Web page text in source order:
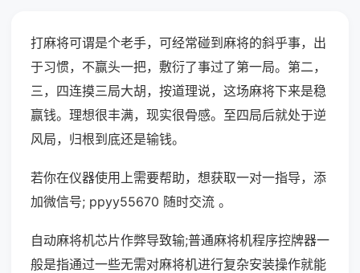
打麻将可谓是个老手，可经常碰到麻将的斜乎事，出
于习惯，不赢头一把，敷衍了事过了第一局。第二，
三，四连摸三局大胡，按道理说，这场麻将下来是稳
赢钱。理想很丰满，现实很骨感。至四局后就处于逆
风局，归根到底还是输钱。
若你在仪器使用上需要帮助，想获取一对一指导，添
加微信号; ppyy55670 随时交流 。
自动麻将机芯片作弊导致输;普通麻将机程序控牌器一
般是指通过一些无需对麻将机进行复杂安装操作就能